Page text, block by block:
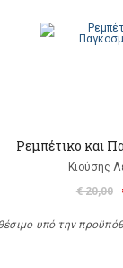
Ρεμπέτικο και
Κιούσης
€ 20,00
υπό την